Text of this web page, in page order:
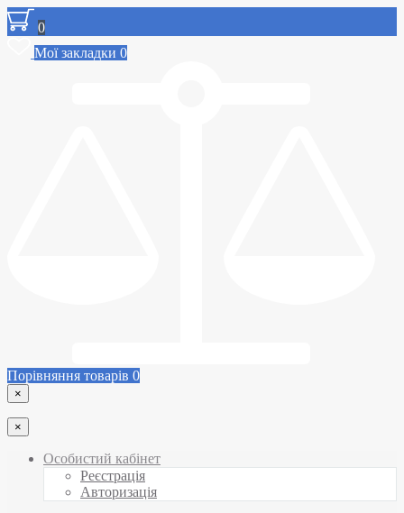
0
Мої закладки 0
Порівняння товарів 0
×
×
Особистий кабінет
Реєстрація
Авторизація